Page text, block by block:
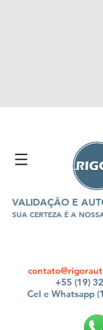
VALIDAÇÃO E
SUA CERTEZA É A
+55 (19)
Cel e Whatsapp